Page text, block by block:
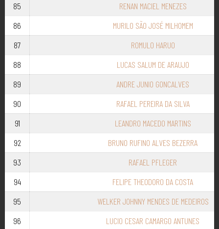
85
RENAN MACIEL MENEZES
86
MURILO SÃO JOSÉ MILHOMEM
87
ROMULO HARUO
88
LUCAS SALUM DE ARAUJO
89
ANDRE JUNIO GONCALVES
90
RAFAEL PEREIRA DA SILVA
91
LEANDRO MACEDO MARTINS
92
BRUNO RUFINO ALVES BEZERRA
93
RAFAEL PFLEGER
94
FELIPE THEODORO DA COSTA
95
WELKER JOHNNY MENDES DE MEDEIROS
96
LUCIO CESAR CAMARGO ANTUNES